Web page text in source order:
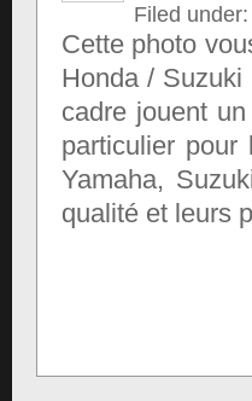
Filed under:
Cette photo
Honda / Suzuki
cadre jouent
particulier pour
Yamaha,
qualité et leurs